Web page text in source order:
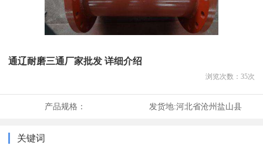
通辽耐磨三通厂家批发 详细介绍
浏览次数： 35次
产品规格： 发货地:河北省沧州盐山县
关键词